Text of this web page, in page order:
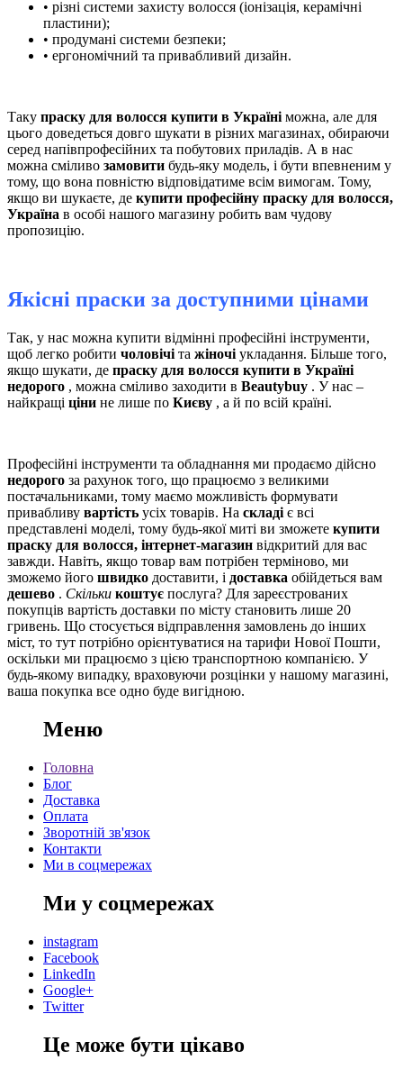
• різні системи захисту волосся (іонізація, керамічні
пластини);
• продумані системи безпеки;
• ергономічний та привабливий дизайн.
Таку праску для волосся купити в Україні можна, але для
цього доведеться довго шукати в різних магазинах, обираючи
серед напівпрофесійних та побутових приладів. А в нас
можна сміливо замовити будь-яку модель, і бути впевненим у
тому, що вона повністю відповідатиме всім вимогам. Тому,
якщо ви шукаєте, де купити професійну праску для волосся,
Україна в особі нашого магазину робить вам чудову
пропозицію.
Якісні праски за доступними цінами
Так, у нас можна купити відмінні професійні інструменти,
щоб легко робити чоловічі та жіночі укладання. Більше того,
якщо шукати, де праску для волосся купити в Україні
недорого , можна сміливо заходити в Beautybuy . У нас –
найкращі ціни не лише по Києву , а й по всій країні.
Професійні інструменти та обладнання ми продаємо дійсно
недорого за рахунок того, що працюємо з великими
постачальниками, тому маємо можливість формувати
привабливу вартість усіх товарів. На складі є всі
представлені моделі, тому будь-якої миті ви зможете купити
праску для волосся, інтернет-магазин відкритий для вас
завжди. Навіть, якщо товар вам потрібен терміново, ми
зможемо його швидко доставити, і доставка обійдеться вам
дешево . Скільки коштує послуга? Для зареєстрованих
покупців вартість доставки по місту становить лише 20
гривень. Що стосується відправлення замовлень до інших
міст, то тут потрібно орієнтуватися на тарифи Нової Пошти,
оскільки ми працюємо з цією транспортною компанією. У
будь-якому випадку, враховуючи розцінки у нашому магазині,
ваша покупка все одно буде вигідною.
Меню
Головна
Блог
Доставка
Оплата
Зворотній зв'язок
Контакти
Ми в соцмережах
Ми у соцмережах
instagram
Facebook
LinkedIn
Google+
Twitter
Це може бути цікаво